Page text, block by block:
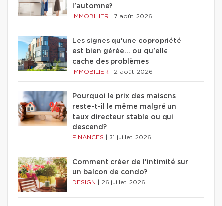
l'automne?
IMMOBILIER 7 août 2026
Les signes qu'une copropriété
est bien gérée… ou qu'elle
cache des problèmes
IMMOBILIER 2 août 2026
Pourquoi le prix des maisons
reste-t-il le même malgré un
taux directeur stable ou qui
descend?
FINANCES 31 juillet 2026
Comment créer de l'intimité sur
un balcon de condo?
DESIGN 26 juillet 2026